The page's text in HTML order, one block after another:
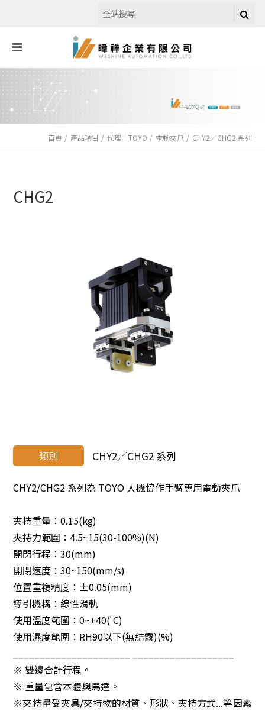
首頁 產品項目 代理｜TOYO 電動夾爪 CHY2／CHG2 系列
CHG2
類別 CHY2／CHG2 系列
CHY2/CHG2 系列為 TOYO 人機協作手臂專用電動夾爪
夾持重量：0.15(kg)
夾持力範圍：4.5~15(30-100%)(N)
開閉行程：30(mm)
開閉速度：30~150(mm/s)
位置重複精度：±0.05(mm)
導引機構：線性滑軌
使用溫度範圍：0~+40(˚C)
使用濕度範圍：RH90以下(無結露)(%)
※ 雙邊合計行程。
※ 重量包含本體與馬達。
※夾持量受夾具/夾持物的材質、形狀、夾持方式...等因素